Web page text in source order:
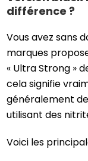
différence ?
Vous avez sans
marques
« Ultra Strong »
cela signifie
généralement
utilisant des
Voici les